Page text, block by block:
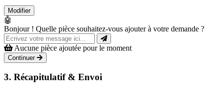
Modifier
🤖
Bonjour ! Quelle pièce souhaitez-vous ajouter à votre demande ?
Aucune pièce ajoutée pour le moment
Continuer
3. Récapitulatif & Envoi